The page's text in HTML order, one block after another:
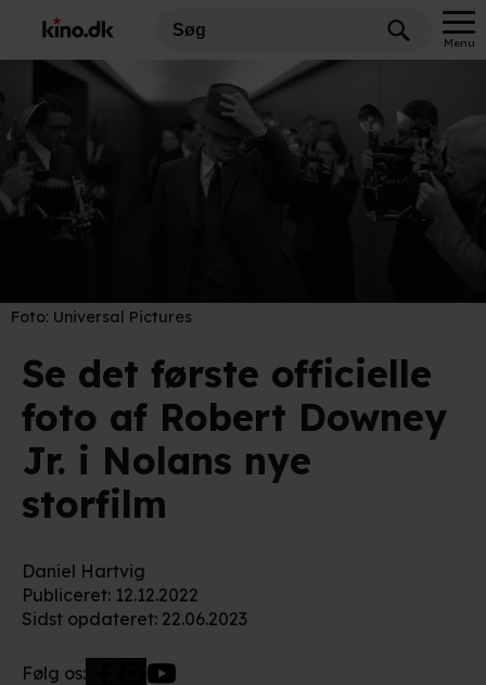
Menu
Foto: Universal Pictures
Se det første officielle
foto af Robert Downey
Jr. i Nolans nye
storfilm
Daniel Hartvig
Publiceret: 12.12.2022
Sidst opdateret: 22.06.2023
Følg os: